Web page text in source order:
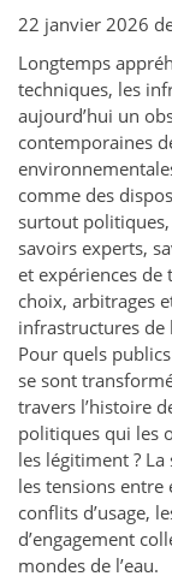
22 janvier 2026
Longtemps
techniques, les
aujourd’hui un
contemporaines
comme des
surtout
savoirs experts,
et expériences
choix, arbitrages
infrastructures de
Pour quels
se sont
travers l’histoire
politiques qui les
les légitiment ?
les tensions entre
conflits d’usage,
d’engagement
mondes de l’eau.